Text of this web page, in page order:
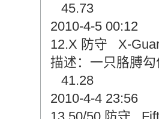
45.73
2010-4-5 00:12
12.X 防守 X-
描述：一只胳膊
41.28
2010-4-4 23:56